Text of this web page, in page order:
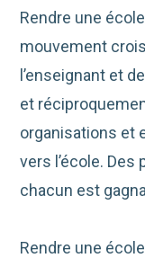
Rendre une
mouvement
l’enseignant et
et
organisations et
vers l’école.
chacun est
Rendre une